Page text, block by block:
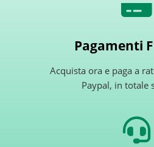
Pagamenti
Acquista ora e paga a
Paypal, in totale